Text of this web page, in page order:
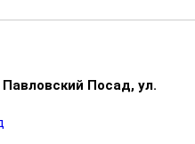
Посад, ул.